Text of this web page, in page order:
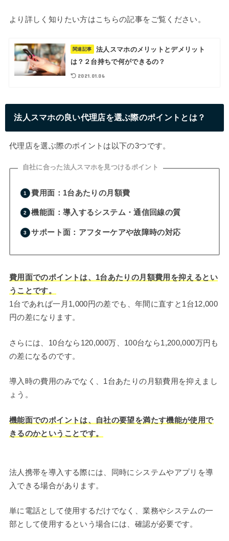
より詳しく知りたい方はこちらの記事をご覧ください。
関連記事
法人スマホのメリットとデメリット
は？２台持ちで何ができるの？
2021.01.06
法人スマホの良い代理店を選ぶ際のポイントとは？
代理店を選ぶ際のポイントは以下の3つです。
自社に合った法人スマホを見つけるポイント
費用面：1台あたりの月額費
機能面：導入するシステム・通信回線の質
サポート面：アフターケアや故障時の対応
費用面でのポイントは、1台あたりの月額費用を抑えるとい
うことです。
1台であれば一月1,000円の差でも、年間に直すと1台12,000
円の差になります。
さらには、10台なら120,000万、100台なら1,200,000万円も
の差になるのです。
導入時の費用のみでなく、1台あたりの月額費用を抑えまし
ょう。
機能面でのポイントは、自社の要望を満たす機能が使用で
きるのかということです。
法人携帯を導入する際には、同時にシステムやアプリを導
入できる場合があります。
単に電話として使用するだけでなく、業務やシステムの一
部として使用するという場合には、確認が必要です。